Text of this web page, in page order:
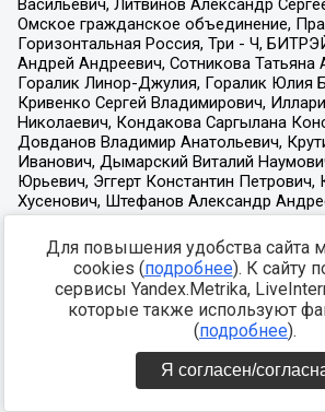
Для повышения удобства сайта
cookies (подробнее). К сайту
сервисы Yandex.Metrika,
которые также используют
(подробнее).
Я согласен/